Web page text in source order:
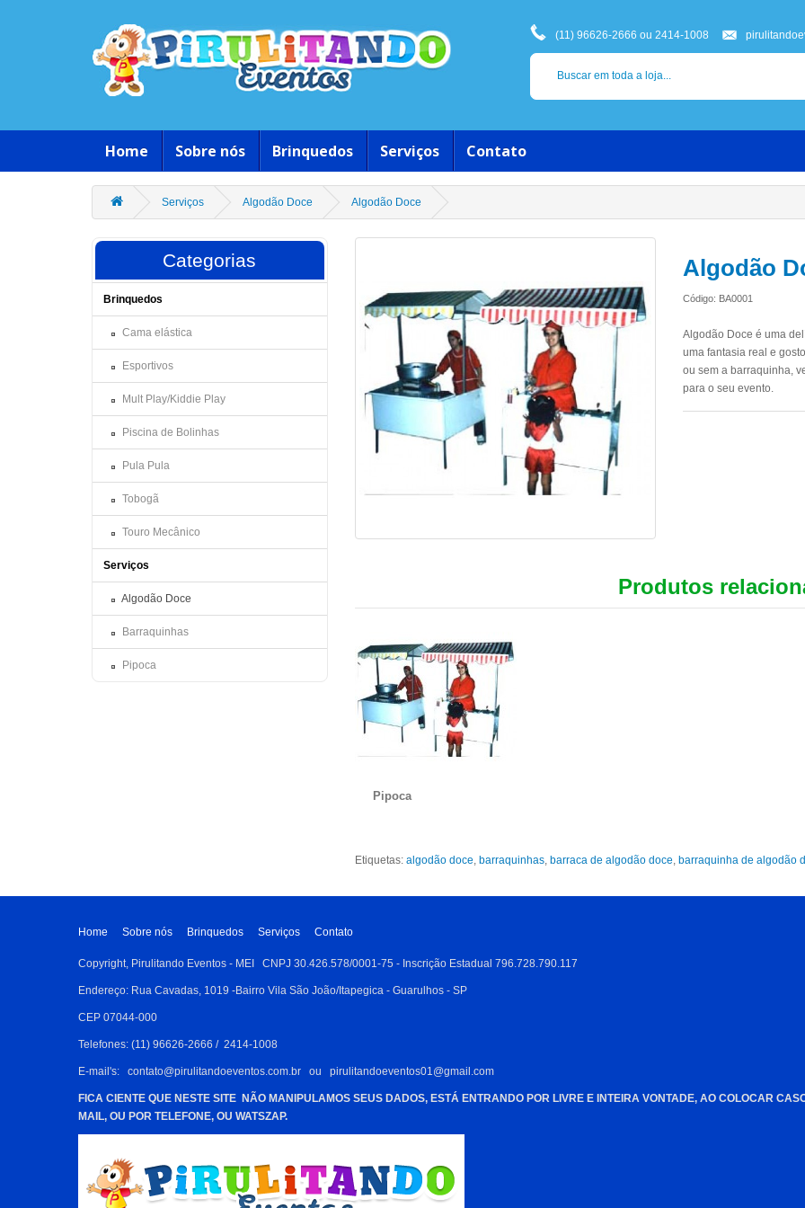
(11) 96626-2666 ou 2414-1008
Home Sobre nós Brinquedos Serviços Contato
Serviços Algodão Doce Algodão Doce
Categorias
Brinquedos
Cama elástica
Esportivos
Mult Play/Kiddie Play
Piscina de Bolinhas
Pula Pula
Tobogã
Touro Mecânico
Serviços
Algodão Doce
Barraquinhas
Pipoca
Algodão
Código: BA0001
Algodão Doce é uma
uma fantasia real e
ou sem a barraquinha,
para o seu evento.
Produtos
Pipoca
Etiquetas: algodão doce barraquinhas, barraca de algodão doce barraquinha de algodão
Home Sobre nós Brinquedos Serviços Contato
Copyright, Pirulitando Eventos - MEI CNPJ 30.426.578/0001-75 - Inscrição Estadual 796.728.790.117
Endereço: Rua Cavadas, 1019 -Bairro Vila São João/Itapegica - Guarulhos - SP
CEP 07044-000
Telefones: (11) 96626-2666 / 2414-1008
E-mail's: contato@pirulitandoeventos.com.br ou pirulitandoeventos01@gmail.com
FICA CIENTE QUE NESTE SITE NÃO MANIPULAMOS SEUS DADOS, ESTÁ ENTRANDO POR LIVRE E INTEIRA VONTADE, AO COLOCAR
MAIL, OU POR TELEFONE, OU WATSZAP.